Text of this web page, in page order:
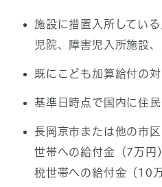
施設に措置入所してい
児院、障害児入所施設
既にこども加算給付の
基準日時点で国内に住
長岡京市または他の市
世帯への給付金（7万円
税世帯への給付金（10